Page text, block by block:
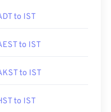
to IST
to IST
to IST
to IST